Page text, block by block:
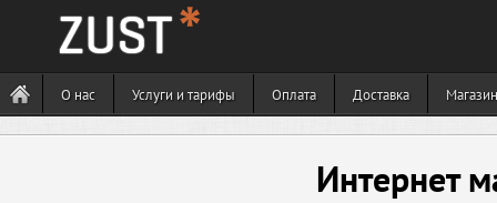
О нас Услуги и тарифы Оплата Доставка
Интернет